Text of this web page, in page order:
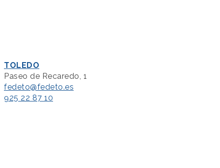
TOLEDO
Paseo de Recaredo, 1
fedeto@fedeto.es
925 22 87 10